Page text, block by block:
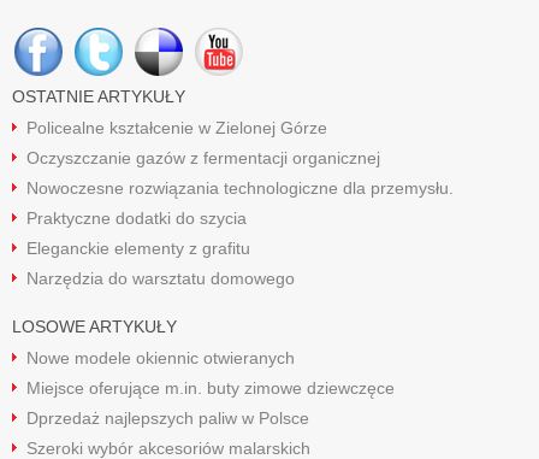
OSTATNIE ARTYKUŁY
Policealne kształcenie w Zielonej Górze
Oczyszczanie gazów z fermentacji organicznej
Nowoczesne rozwiązania technologiczne dla przemysłu.
Praktyczne dodatki do szycia
Eleganckie elementy z grafitu
Narzędzia do warsztatu domowego
LOSOWE ARTYKUŁY
Nowe modele okiennic otwieranych
Miejsce oferujące m.in. buty zimowe dziewczęce
Dprzedaż najlepszych paliw w Polsce
Szeroki wybór akcesoriów malarskich